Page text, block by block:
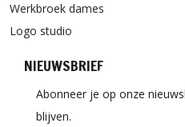
Werkbroek dames
Logo studio
NIEUWSBRIEF
Abonneer je op onze
blijven.